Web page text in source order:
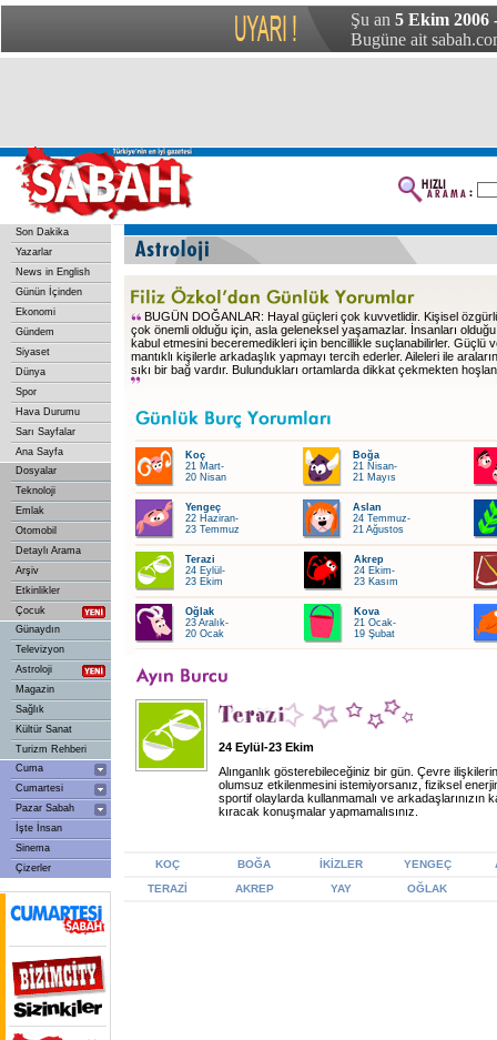
Şu an 5 Ekim 2006
Bugüne ait
Son Dakika
Yazarlar
News in English
Günün İçinden
Ekonomi
Gündem
Siyaset
Dünya
Spor
Hava Durumu
Sarı Sayfalar
Ana Sayfa
Dosyalar
Teknoloji
Emlak
Otomobil
Detaylı Arama
Arşiv
Etkinlikler
Çocuk
Günaydın
Televizyon
Astroloji
Magazin
Sağlık
Kültür Sanat
Turizm Rehberi
Cuma
Cumartesi
Pazar Sabah
İşte İnsan
Sinema
Çizerler
BUGÜN DOĞANLAR: Hayal güçleri çok kuvvetlidir. Kişisel
çok önemli olduğu için, asla geleneksel yaşamazlar. İnsanları
kabul etmesini beceremedikleri için bencillikle suçlanabilirler. Güçlü
mantıklı kişilerle arkadaşlık yapmayı tercih ederler. Aileleri ile
sıkı bir bağ vardır. Bulundukları ortamlarda dikkat çekmekten
Koç
21 Mart-
20 Nisan
Boğa
21 Nisan-
21 Mayıs
Yengeç
22 Haziran-
23 Temmuz
Aslan
24 Temmuz-
21 Ağustos
Terazi
24 Eylül-
23 Ekim
Akrep
24 Ekim-
23 Kasım
Oğlak
23 Aralık-
20 Ocak
Kova
21 Ocak-
19 Şubat
24 Eylül-23 Ekim
Alınganlık gösterebileceğiniz bir gün. Çevre
olumsuz etkilenmesini istemiyorsanız, fiziksel
sportif olaylarda kullanmamalı ve arkadaşlarınızın
kıracak konuşmalar yapmamalısınız.
KOÇ BOĞA İKİZLER YENGEÇ
TERAZİ
AKREP YAY OĞLAK